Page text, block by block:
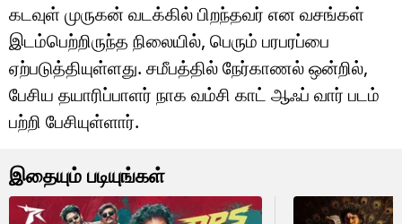
கடவுள் முருகன் வடக்கில் பிறந்தவர் என வசங்கள்
இடம்பெற்றிருந்த நிலையில், பெரும் பரபரப்பை
ஏற்படுத்தியுள்ளது. சமீபத்தில் நேர்காணல் ஒன்றில்,
பேசிய தயாரிப்பாளர் நாக வம்சி காட் ஆஃப் வார் படம்
பற்றி பேசியுள்ளார்.
இதையும் படியுங்கள்